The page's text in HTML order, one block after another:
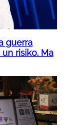
guerra
risiko. Ma